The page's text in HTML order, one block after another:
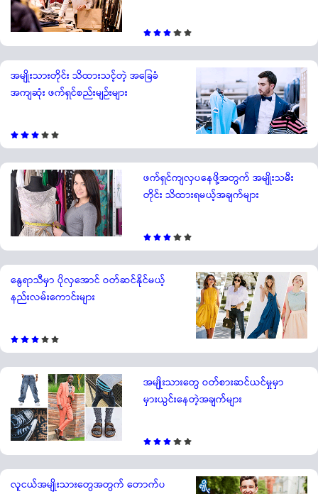
အမျိုးသားတိုင်း သိထားသင့်တဲ့ အခြေခံ
အကျဆုံး ဖက်ရှင်စည်းမျဉ်းများ
ဖက်ရှင်ကျလှပနေဖို့အတွက် အမျိုးသမီး
တိုင်း သိထားရမယ့်အချက်များ
နွေရာသီမှာ ပိုလှအောင် ဝတ်ဆင်နိုင်မယ့်
နည်းလမ်းကောင်းများ
အမျိုးသားတွေ ဝတ်စားဆင်ယင်မှုမှာ
မှားယွင်းနေတဲ့အချက်များ
လူငယ်အမျိုးသားတွေအတွက် တောက်ပ